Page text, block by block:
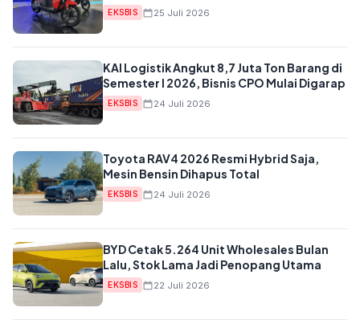
EKSBIS 25 Juli 2026
KAI Logistik Angkut 8,7 Juta Ton Barang di
Semester I 2026, Bisnis CPO Mulai Digarap
EKSBIS 24 Juli 2026
Toyota RAV4 2026 Resmi Hybrid Saja,
Mesin Bensin Dihapus Total
EKSBIS 24 Juli 2026
BYD Cetak 5.264 Unit Wholesales Bulan
Lalu, Stok Lama Jadi Penopang Utama
EKSBIS 22 Juli 2026